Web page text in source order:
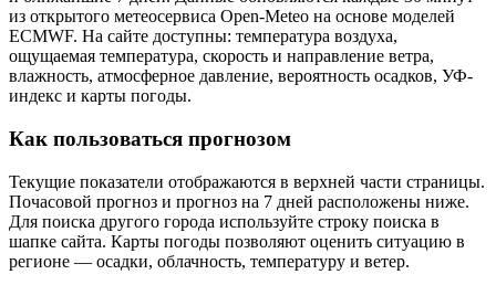
из открытого метеосервиса Open-Meteo на основе моделей
ECMWF. На сайте доступны: температура воздуха,
ощущаемая температура, скорость и направление ветра,
влажность, атмосферное давление, вероятность осадков, УФ-
индекс и карты погоды.
Как пользоваться прогнозом
Текущие показатели отображаются в верхней части страницы.
Почасовой прогноз и прогноз на 7 дней расположены ниже.
Для поиска другого города используйте строку поиска в
шапке сайта. Карты погоды позволяют оценить ситуацию в
регионе — осадки, облачность, температуру и ветер.